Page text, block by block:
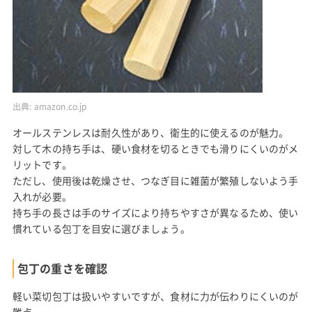
出典: amazon.co.jp
オールステンレスは耐久性があり、衛生的に使えるのが魅力。
対して木の持ち手は、硬い食材を切るときでも滑りにくいのがメ
リットです。
ただし、使用後は乾燥させ、つなぎ目に雑菌が繁殖しないよう手
入れが必要。
持ち手の長さは手のサイズにより持ちやすさが異なるため、使い
慣れている包丁を目安に選びましょう。
包丁の重さを確認
軽い菜切包丁は扱いやすいですが、食材に力が伝わりにくいのが